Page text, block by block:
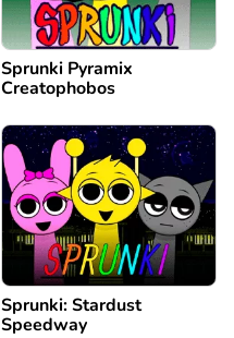
Sprunki Pyramix
Creatophobos
Sprunki: Stardust
Speedway